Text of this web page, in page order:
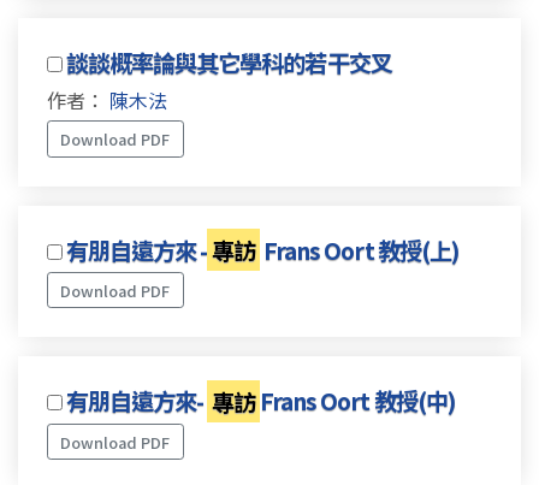
談談概率論與其它學科的若干交叉
作者： 陳木法
Download PDF
有朋自遠方來 -專訪 Frans Oort 教授(上)
Download PDF
有朋自遠方來- 專訪 Frans Oort 教授(中)
Download PDF